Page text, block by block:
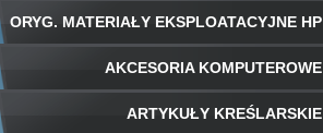
ORYG. MATERIAŁY EKSPLOATACYJNE HP
AKCESORIA KOMPUTEROWE
ARTYKUŁY KREŚLARSKIE